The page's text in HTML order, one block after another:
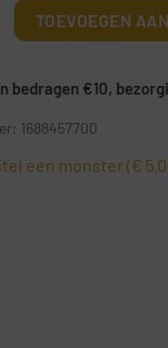
harmonie
TOEVOEGEN
bedragen €10,
1688457700
een monster (€